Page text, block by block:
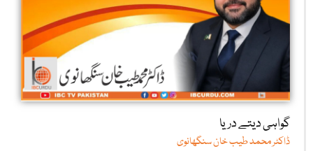
گواہی دیتے دریا
ڈاکٹر محمد طیب خان سنگھانوی